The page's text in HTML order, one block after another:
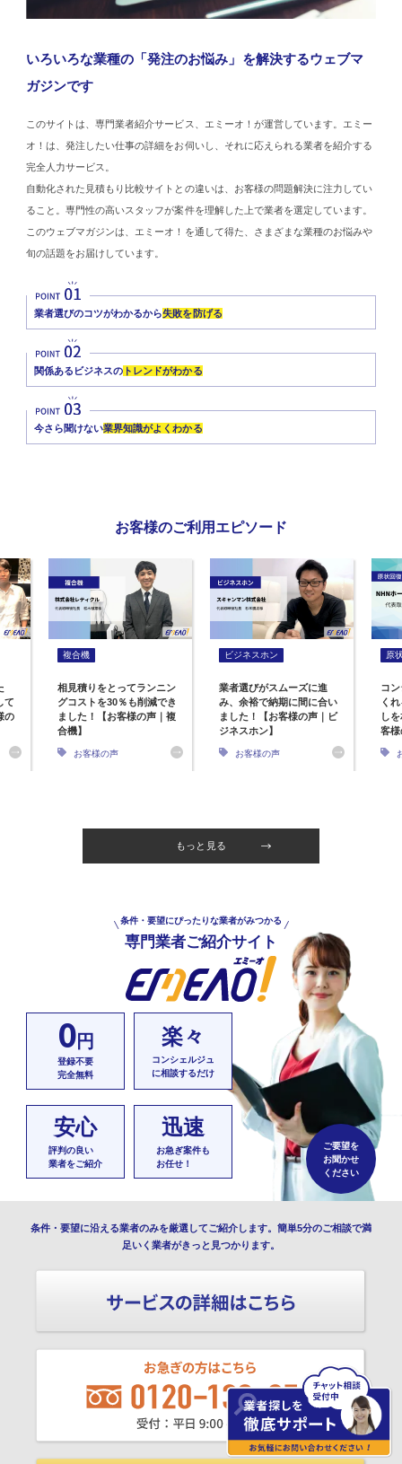
いろいろな業種の「発注のお悩み」を解決するウェブマ
ガジンです
このサイトは、専門業者紹介サービス、エミーオ！が運営しています。エミー
オ！は、発注したい仕事の詳細をお伺いし、それに応えられる業者を紹介する
完全人力サービス。
自動化された見積もり比較サイトとの違いは、お客様の問題解決に注力してい
ること。専門性の高いスタッフが案件を理解した上で業者を選定しています。
このウェブマガジンは、エミーオ！を通して得た、さまざまな業種のお悩みや
旬の話題をお届けしています。
業者選びのコツがわかるから失敗を防げる
関係あるビジネスの トレンドがわかる
今さら聞けない業界知識がよくわかる
お客様のご利用エピソード
て
の
複合機
相見積りをとってランニン
グコストを30％も削減でき
ました！【お客様の声｜複
合機】
お客様の声
ビジネスホン
業者選びがスムーズに進
み、余裕で納期に間に合い
ました！【お客様の声｜ビ
ジネスホン】
お客様の声
原
コ
く
し
客
もっと見る
条件・要望にぴったりな業者がみつかる
専門業者ご紹介サイト
0円
登録不要
完全無料
楽々
コンシェルジュ
に相談するだけ
安心
評判の良い
業者をご紹介
迅速
お急ぎ案件も
お任せ！
ご要望を
お聞かせ
ください
条件・要望に沿える業者のみを厳選してご紹介します。簡単5分のご相談で満
足いく業者がきっと見つかります。